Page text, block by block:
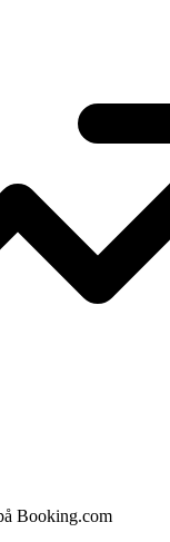
Booking.com